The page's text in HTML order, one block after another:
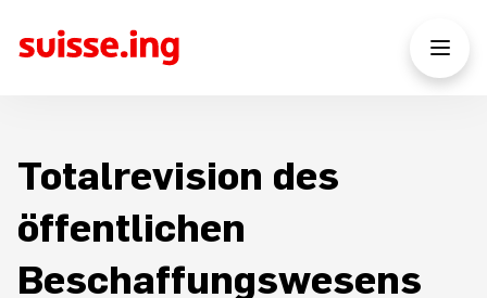
Totalrevision des
öffentlichen
Beschaffungswesens